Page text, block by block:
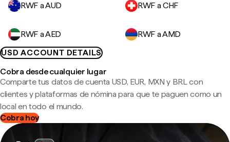
RWF a AUD RWF a CHF
RWF a AED
RWF a AMD
USD ACCOUNT DETAILS
Cobra desde cualquier lugar
Comparte tus datos de cuenta USD, EUR, MXN y BRL con
clientes y plataformas de nómina para que te paguen como un
local en todo el mundo.
Cobra hoy